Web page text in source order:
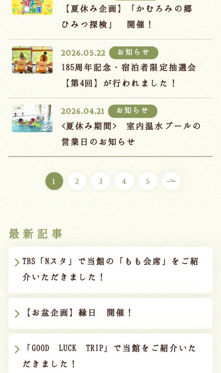
【夏休み企画】「かむろみの郷
ひみつ探検」 開催！
2026.05.22 お知らせ
185周年記念・宿泊者限定抽選会
【第4回】が行われました！
2026.04.21 お知らせ
<夏休み期間> 室内温水プールの
営業日のお知らせ
1 2 3 4 5
最新記事
TBS「Nスタ」で当館の「もも会席」をご紹
介いただきました！
【お盆企画】縁日 開催！
「GOOD LUCK TRIP」で当館をご紹介いた
だきました！